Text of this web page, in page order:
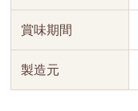
賞味期間
製造元